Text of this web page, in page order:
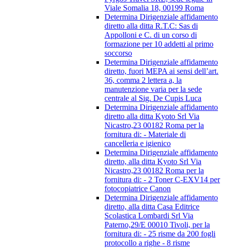
Viale Somalia 18, 00199 Roma
Determina Dirigenziale affidamento
diretto alla ditta R.T.C: Sas di
Appolloni e C. di un corso di
formazione per 10 addetti al primo
soccorso
Determina Dirigenziale affidamento
diretto, fuori MEPA ai sensi dell’art.
36, comma 2 lettera a, la
manutenzione varia per la sede
centrale al Sig. De Cupis Luca
Determina Dirigenziale affidamento
diretto alla ditta Kyoto Srl Via
Nicastro,23 00182 Roma per la
fornitura di: - Materiale di
cancelleria e igienico
Determina Dirigenziale affidamento
diretto, alla ditta Kyoto Srl Via
Nicastro,23 00182 Roma per la
fornitura di: - 2 Toner C-EXV14 per
fotocopiatrice Canon
Determina Dirigenziale affidamento
diretto, alla ditta Casa Editrice
Scolastica Lombardi Srl Via
Paterno,29/E 00010 Tivoli, per la
fornitura di: - 25 risme da 200 fogli
protocollo a righe - 8 risme